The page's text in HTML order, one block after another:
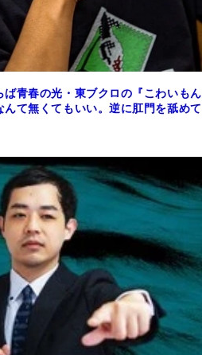
ば青春の光・東ブクロの『こわいもん
て無くてもいい。逆に肛門を舐めて